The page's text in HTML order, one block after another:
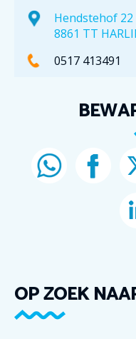
Hendstehof 22
8861 TT
0517 413491
OP ZOEK